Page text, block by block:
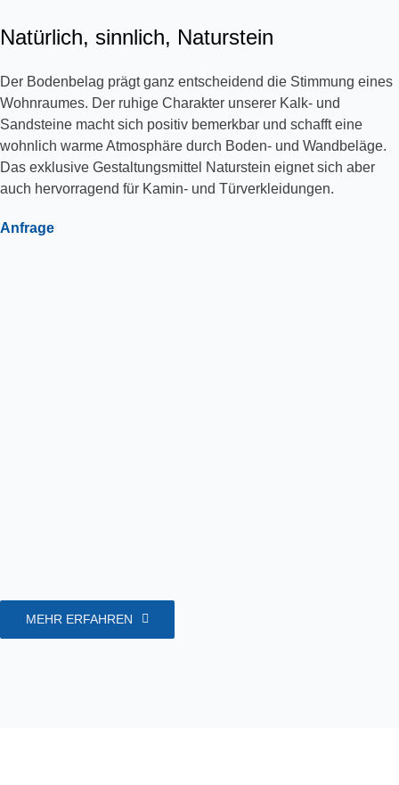
Natürlich, sinnlich, Naturstein
Der Bodenbelag prägt ganz entscheidend die Stimmung eines
Wohnraumes. Der ruhige Charakter unserer Kalk- und
Sandsteine macht sich positiv bemerkbar und schafft eine
wohnlich warme Atmosphäre durch Boden- und Wandbeläge.
Das exklusive Gestaltungsmittel Naturstein eignet sich aber
auch hervorragend für Kamin- und Türverkleidungen.
Anfrage
MEHR ERFAHREN